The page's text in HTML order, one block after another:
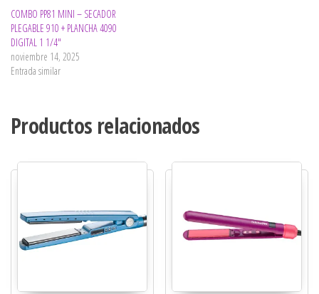
COMBO PP81 MINI – SECADOR
PLEGABLE 910 + PLANCHA 4090
DIGITAL 1 1/4″
noviembre 14, 2025
Entrada similar
Productos relacionados